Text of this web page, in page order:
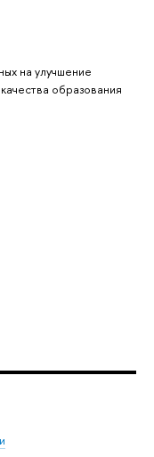
на улучшение
образования